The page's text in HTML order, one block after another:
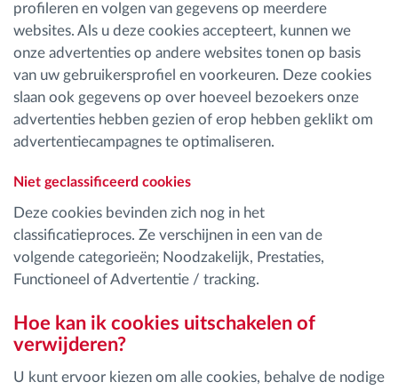
profileren en volgen van gegevens op meerdere
websites. Als u deze cookies accepteert, kunnen we
onze advertenties op andere websites tonen op basis
van uw gebruikersprofiel en voorkeuren. Deze cookies
slaan ook gegevens op over hoeveel bezoekers onze
advertenties hebben gezien of erop hebben geklikt om
advertentiecampagnes te optimaliseren.
Niet geclassificeerd cookies
Deze cookies bevinden zich nog in het
classificatieproces. Ze verschijnen in een van de
volgende categorieën; Noodzakelijk, Prestaties,
Functioneel of Advertentie / tracking.
Hoe kan ik cookies uitschakelen of
verwijderen?
U kunt ervoor kiezen om alle cookies, behalve de nodige